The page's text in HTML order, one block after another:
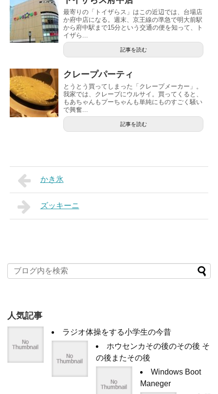
最寄りの「トイザらス」はこの近辺では、台場店
か府中店になる。週末、京王線の準急で明大前駅
から府中駅まで15分という交通の便を知って、ト
イザら...
記事を読む
クレープパーティ
とうとう買ってしまった「クレープメーカー」。
我家では、クレープにウルサイ。買ってくると、
もあちゃんもプーちゃんも単純にものすごく騒い
で興奮...
記事を読む
かき氷
ズッキーニ
人気記事
ラジオ体操をする小学生の今昔
ホウセンカその後のその後 そ
の後またその後
Windows Boot
Maneger